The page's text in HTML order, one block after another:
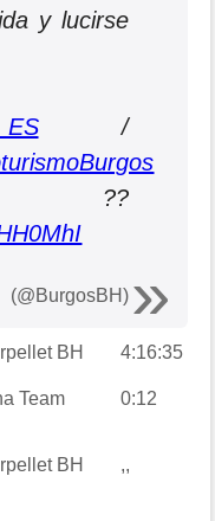
y lucirse
/
BH 4:16:35
Team 0:12
BH ,,